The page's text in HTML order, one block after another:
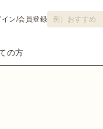
イン/会員登録
の方